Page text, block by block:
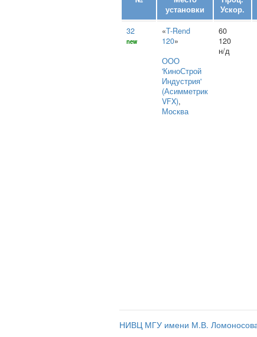
установки
Ускор.
32
new
«T-Rend
120»
ООО
'КиноСтрой
Индустрия'
(Асимметрик
VFX),
Москва
60
120
н/д
НИВЦ МГУ имени М.В.